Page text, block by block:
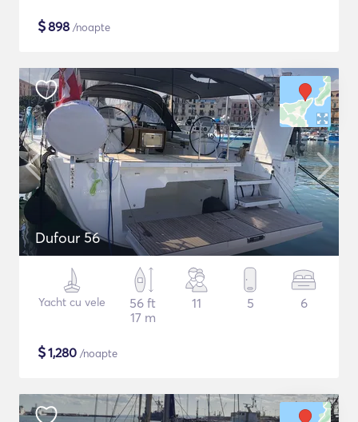
$898 /noapte
Dufour 56
Yacht cu vele
56 ft
17 m
11 5 6
$1,280 /noapte